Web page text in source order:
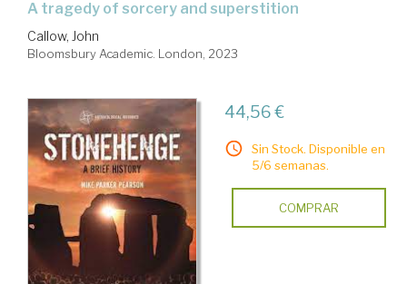
a tragedy of sorcery and superstition
Callow, John
Bloomsbury Academic. London, 2023
44,56 €
Sin Stock. Disponible en
5/6 semanas.
COMPRAR